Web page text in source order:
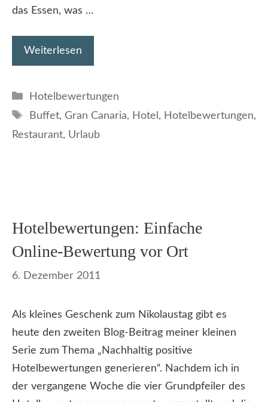
das Essen, was …
Weiterlesen
Kategorien
Hotelbewertungen
Schlagwörter
Buffet, Gran Canaria, Hotel , Hotelbewertungen,
Restaurant, Urlaub
Hotelbewertungen: Einfache
Online-Bewertung vor Ort
6. Dezember 2011
Als kleines Geschenk zum Nikolaustag gibt es
heute den zweiten Blog-Beitrag meiner kleinen
Serie zum Thema „Nachhaltig positive
Hotelbewertungen generieren“. Nachdem ich in
der vergangene Woche die vier Grundpfeiler des